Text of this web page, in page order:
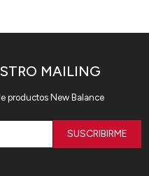
MAILING
productos New Balance
SUSCRIBIRME